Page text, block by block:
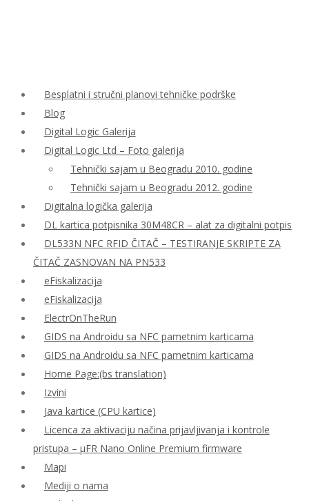
Besplatni i stručni planovi tehničke podrške
Blog
Digital Logic Galerija
Digital Logic Ltd – Foto galerija
Tehnički sajam u Beogradu 2010. godine
Tehnički sajam u Beogradu 2012. godine
Digitalna logička galerija
DL kartica potpisnika 30M48CR – alat za digitalni potpis
DL533N NFC RFID ČITAČ – TESTIRANJE SKRIPTE ZA
ČITAČ ZASNOVAN NA PN533
eFiskalizacija
eFiskalizacija
ElectrOnTheRun
GIDS na Androidu sa NFC pametnim karticama
GIDS na Androidu sa NFC pametnim karticama
Home Page:(bs translation)
Izvini
Java kartice (CPU kartice)
Licenca za aktivaciju načina prijavljivanja i kontrole
pristupa – μFR Nano Online Premium firmware
Mapi
Mediji o nama